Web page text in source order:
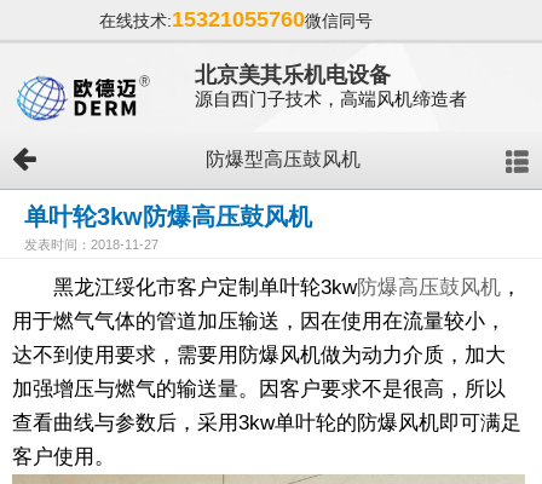
在线技术:15321055760微信同号
北京美其乐机电设备
源自西门子技术，高端风机缔造者
防爆型高压鼓风机
单叶轮3kw防爆高压鼓风机
发表时间：2018-11-27
黑龙江绥化市客户定制单叶轮3kw防爆高压鼓风机 ，
用于燃气气体的管道加压输送，因在使用在流量较小，
达不到使用要求，需要用防爆风机做为动力介质，加大
加强增压与燃气的输送量。因客户要求不是很高，所以
查看曲线与参数后，采用3kw单叶轮的防爆风机即可满足
客户使用。